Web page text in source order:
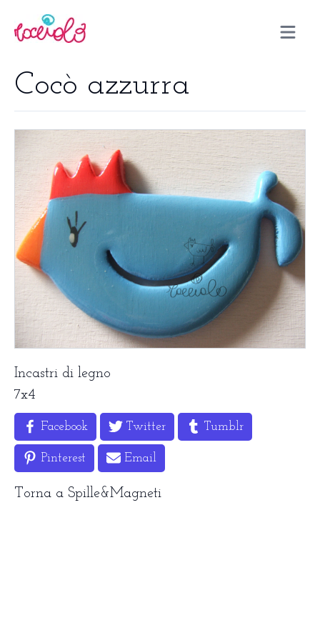
Open
Cocò azzurra
Incastri di legno
7x4
Facebook Twitter Tumblr
Pinterest Email
Torna a Spille&Magneti